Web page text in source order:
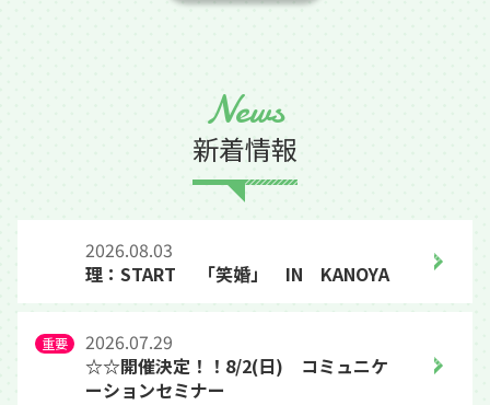
News
新着情報
2026.08.03
理：START 「笑婚」 IN KANOYA
2026.07.29
☆☆開催決定！！8/2(日) コミュニケ
ーションセミナー